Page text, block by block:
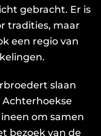
gebracht. Er is
tradities, maar
een regio van
slaan
Achterhoekse
om samen
bezoek van de